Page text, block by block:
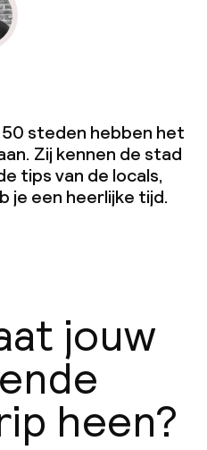
50 steden hebben het
Zij kennen de stad
tips van de locals,
je een heerlijke tijd.
jouw
heen?